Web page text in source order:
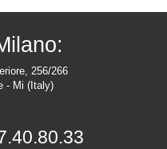
256/266
- Mi (Italy)